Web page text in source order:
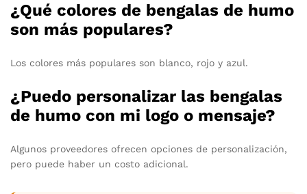
¿Qué colores de bengalas de humo
son más populares?
Los colores más populares son blanco, rojo y azul.
¿Puedo personalizar las bengalas
de humo con mi logo o mensaje?
Algunos proveedores ofrecen opciones de personalización,
pero puede haber un costo adicional.